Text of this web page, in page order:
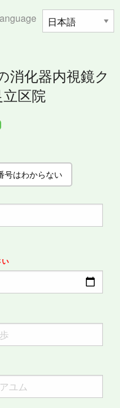
消化器内視鏡ク
区院
号はわからない